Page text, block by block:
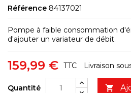
Référence 84137021
Pompe à faible consommation
d'ajouter un variateur de débit.
159,99 € TTC Livraison
Quantité 